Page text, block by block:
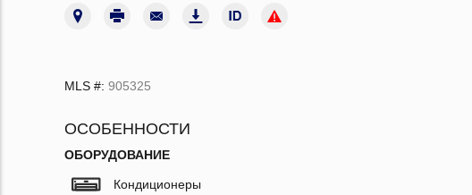
MLS #: 905325
ОСОБЕННОСТИ
ОБОРУДОВАНИЕ
Кондиционеры